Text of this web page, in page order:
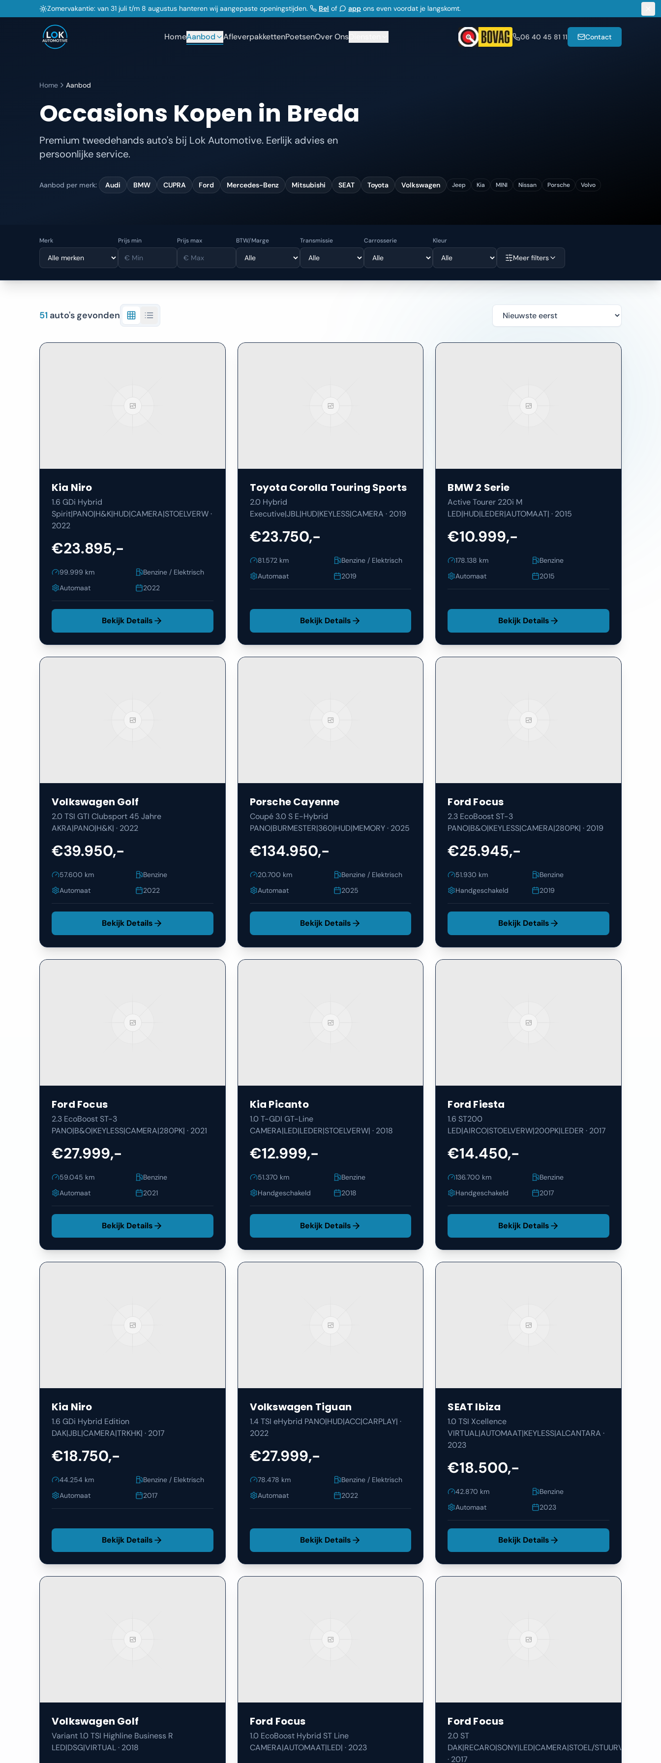
Zomervakantie: van 31 juli t/m 8 augustus hanteren wij aangepaste openingstijden. Bel of app ons even voordat je langskomt.
HomeAanbod AfleverpakkettenPoetsenOver Ons 06 40 45 81 11 Contact
Home Aanbod
Occasions Kopen in Breda
Premium tweedehands auto's bij Lok Automotive. Eerlijk advies en
persoonlijke service.
Aanbod per merk: Audi BMW CUPRA Ford Mercedes-Benz Mitsubishi SEAT Toyota Volkswagen Jeep Kia MINI Nissan Porsche Volvo
Merk Prijs min Prijs max BTW/Marge Transmissie Carrosserie Kleur
Meer filters
51 auto's gevonden
Kia Niro
1.6 GDi Hybrid
Spirit|PANO|H&K|HUD|CAMERA|STOELVERW·
2022
€23.895,-
99.999 km
Benzine / Elektrisch
Automaat
2022
Bekijk Details
Toyota Corolla Touring Sports
2.0 Hybrid
Executive|JBL|HUD|KEYLESS|CAMERA · 2019
€23.750,-
81.572km
Benzine / Elektrisch
Automaat
2019
Bekijk Details
BMW2 Serie
Active Tourer 220i M
LED|HUD|LEDER|AUTOMAAT| · 2015
€10.999,-
178.138 km
Benzine
Automaat
2015
Bekijk Details
Volkswagen Golf
2.0 TSI GTI Clubsport 45 Jahre
AKRA|PANO|H&K| · 2022
€39.950,-
57.600 km
Benzine
Automaat
2022
Bekijk Details
PorscheCayenne
Coupé 3.0 S E-Hybrid
PANO|BURMESTER|360|HUD|MEMORY· 2025
€134.950,-
20.700 km
Benzine / Elektrisch
Automaat
2025
Bekijk Details
Ford Focus
2.3 EcoBoost ST-3
PANO|B&O|KEYLESS|CAMERA|280PK| · 2019
€25.945,-
51.930 km
Benzine
Handgeschakeld
2019
Bekijk Details
Ford Focus
2.3 EcoBoost ST-3
PANO|B&O|KEYLESS|CAMERA|280PK| · 2021
€27.999,-
59.045 km
Benzine
Automaat
2021
Bekijk Details
Kia Picanto
1.0 T-GDI GT-Line
CAMERA|LED|LEDER|STOELVERW| · 2018
€12.999,-
51.370 km
Benzine
Handgeschakeld
2018
Bekijk Details
Ford Fiesta
1.6 ST200
LED|AIRCO|STOELVERW|200PK|LEDER · 2017
€14.450,-
136.700 km
Benzine
Handgeschakeld
2017
Bekijk Details
Kia Niro
1.6 GDi Hybrid Edition
DAK|JBL|CAMERA|TRKHK| · 2017
€18.750,-
44.254 km
Benzine / Elektrisch
Automaat
2017
Bekijk Details
Volkswagen Tiguan
1.4 TSI eHybrid PANO|HUD|ACC|CARPLAY| ·
2022
€27.999,-
78.478 km
Benzine / Elektrisch
Automaat
2022
Bekijk Details
SEAT Ibiza
1.0 TSI Xcellence
VIRTUAL|AUTOMAAT|KEYLESS|ALCANTARA ·
2023
€18.500,-
42.870 km
Benzine
Automaat
2023
Bekijk Details
Volkswagen Golf
Variant 1.0 TSI Highline Business R
LED|DSG|VIRTUAL· 2018
Ford Focus
1.0 EcoBoost Hybrid ST Line
CAMERA|AUTOMAAT|LED| · 2023
Ford Focus
2.0 ST
DAK|RECARO|SONY|LED|CAMERA|STOEL/STUURVERW|
· 2017